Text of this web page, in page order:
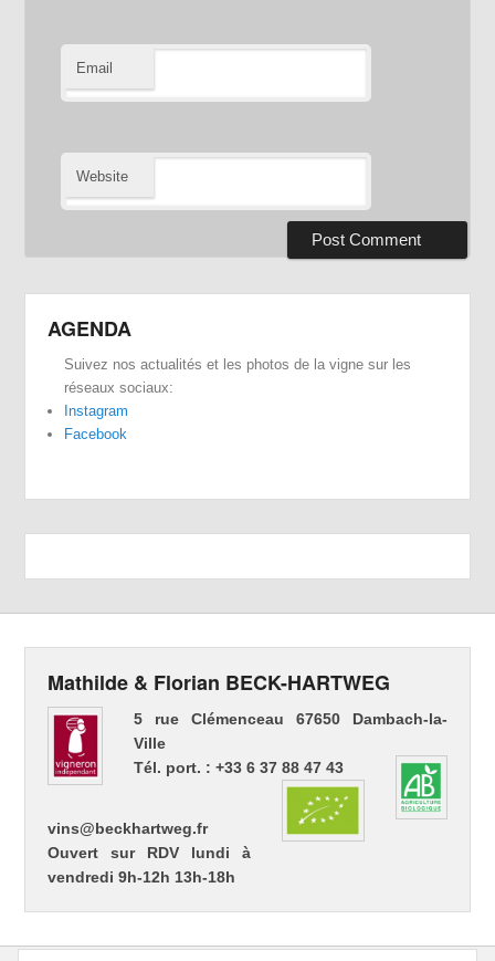
Email
Website
AGENDA
Suivez nos actualités et les photos de la vigne sur les
réseaux sociaux:
Instagram
Facebook
Mathilde & Florian BECK-HARTWEG
5 rue Clémenceau 67650 Dambach-la-
Ville
Tél. port. : +33 6 37 88 47 43
vins@beckhartweg.fr
Ouvert sur RDV lundi à
vendredi 9h-12h 13h-18h